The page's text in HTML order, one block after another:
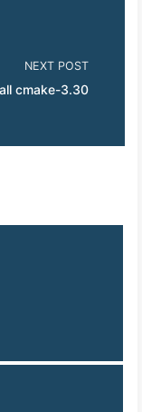
NEXT POST
cmake-3.30